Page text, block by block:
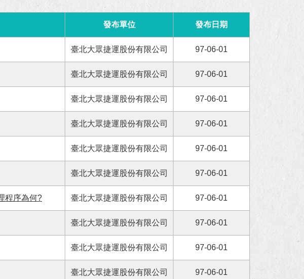
發布單位 發布日期
臺北大眾捷運股份有限公司 97-06-01
臺北大眾捷運股份有限公司 97-06-01
臺北大眾捷運股份有限公司 97-06-01
臺北大眾捷運股份有限公司 97-06-01
臺北大眾捷運股份有限公司 97-06-01
臺北大眾捷運股份有限公司 97-06-01
程序為何? 臺北大眾捷運股份有限公司 97-06-01
臺北大眾捷運股份有限公司 97-06-01
臺北大眾捷運股份有限公司 97-06-01
臺北大眾捷運股份有限公司 97-06-01